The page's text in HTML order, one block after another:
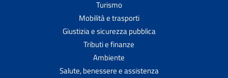
Turismo
Mobilità e trasporti
Giustizia e sicurezza pubblica
Tributi e finanze
Ambiente
Salute, benessere e assistenza